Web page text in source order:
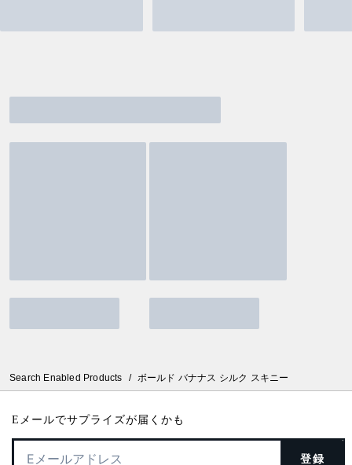
Search Enabled Products / ボールド バナナス シルク スキニー
Eメールでサプライズが届くかも
登録